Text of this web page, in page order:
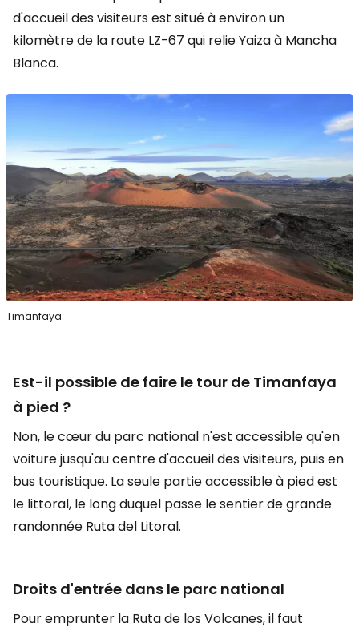
d'accueil des visiteurs est situé à environ un
kilomètre de la route LZ-67 qui relie Yaiza à Mancha
Blanca.
Timanfaya
Est-il possible de faire le tour de Timanfaya
à pied ?
Non, le cœur du parc national n'est accessible qu'en
voiture jusqu'au centre d'accueil des visiteurs, puis en
bus touristique. La seule partie accessible à pied est
le littoral, le long duquel passe le sentier de grande
randonnée Ruta del Litoral.
Droits d'entrée dans le parc national
Pour emprunter la Ruta de los Volcanes, il faut